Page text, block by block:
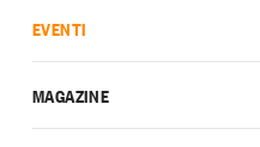
EVENTI
MAGAZINE